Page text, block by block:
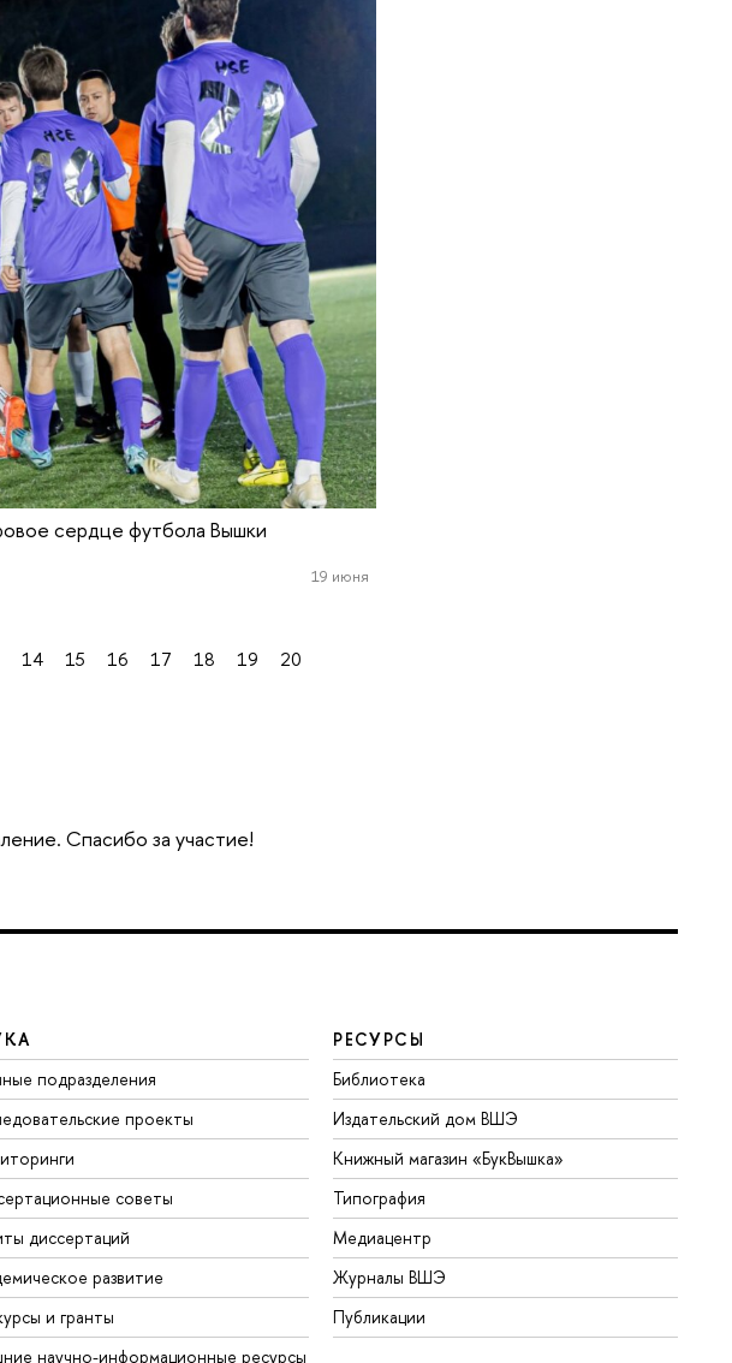
сердце футбола Вышки
19 июня
14 15 16 17 18 19
20
Спасибо за участие!
подразделения
проекты
советы
диссертаций
развитие
и гранты
научно-информационные ресурсы
РЕСУРСЫ
Библиотека
Издательский дом ВШЭ
Книжный магазин «БукВышка»
Типография
Медиацентр
Журналы ВШЭ
Публикации